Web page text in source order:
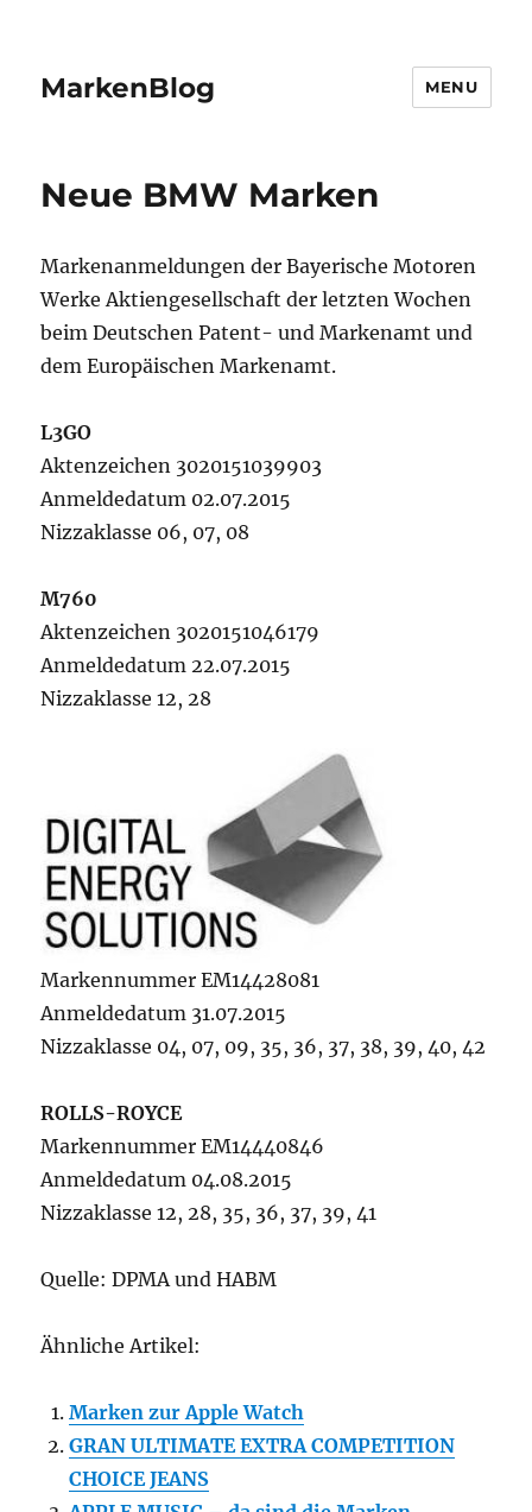
MarkenBlog MENU
Neue BMW Marken
Markenanmeldungen der Bayerische Motoren
Werke Aktiengesellschaft der letzten Wochen
beim Deutschen Patent- und Markenamt und
dem Europäischen Markenamt.
L3GO
Aktenzeichen 3020151039903
Anmeldedatum 02.07.2015
Nizzaklasse 06, 07, 08
M760
Aktenzeichen 3020151046179
Anmeldedatum 22.07.2015
Nizzaklasse 12, 28
Markennummer EM14428081
Anmeldedatum 31.07.2015
Nizzaklasse 04, 07, 09, 35, 36, 37, 38, 39, 40, 42
ROLLS-ROYCE
Markennummer EM14440846
Anmeldedatum 04.08.2015
Nizzaklasse 12, 28, 35, 36, 37, 39, 41
Quelle: DPMA und HABM
Ähnliche Artikel:
Marken zur Apple Watch
GRAN ULTIMATE EXTRA COMPETITION
CHOICE JEANS